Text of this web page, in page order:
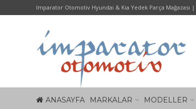
Imparator Otomotiv Hyundai & Kia Yedek Parça Mağazası |
ANASAYFA MARKALAR MODELLER